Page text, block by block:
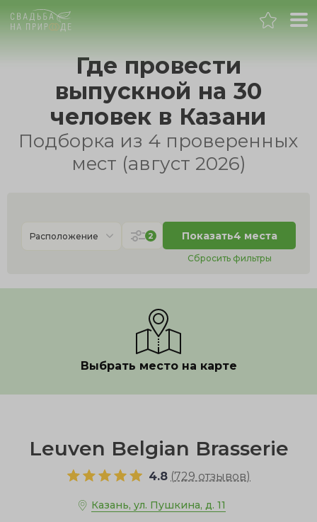
Свадьба
День рождения
Новогодний корпоратив
Где провести
выпускной на 30
человек в Казани
Подборка из 4 проверенных
мест (август 2026)
Расположение 2 Показать4 места
Сбросить фильтры
Выбрать место на карте
Leuven Belgian Brasserie
4.8 (729 отзывов)
Казань, ул. Пушкина, д. 11